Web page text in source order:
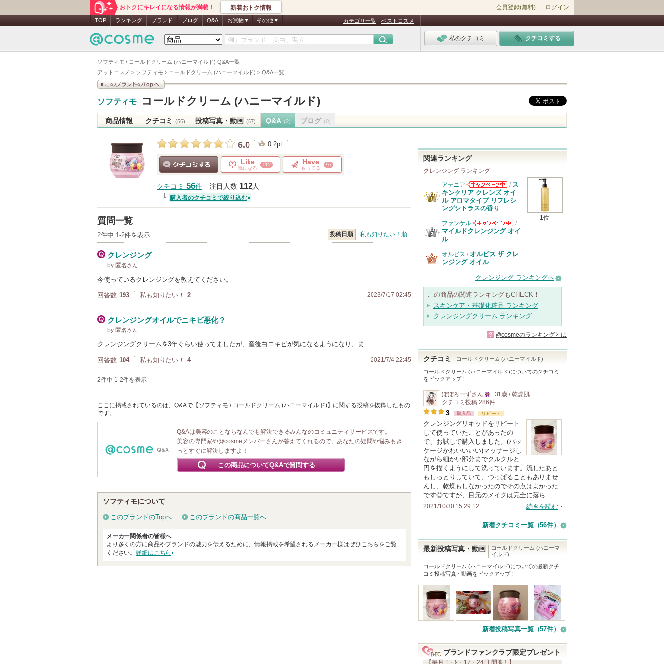
ソフティモ / コールドクリーム (ハニーマイルド) Q&A一覧
アットコスメ > ソフティモ > コールドクリーム (ハニーマイルド) > Q&A一覧
おトクにキレイになる情報が満載！ 新着おトク情報 会員登録(無料) ログイン
TOP ランキング ブランド ブログ Q&A お買物 その他 カテゴリ一覧 ベストコスメ
私のクチコミ クチコミする
ソフティモ コールドクリーム (ハニーマイルド)
商品情報 クチコミ (56) 投稿写真・動画 (57) Q&A (2) ブログ (0)
6.0 0.2pt
Like
気になる
112 Have
もってる
97
クチコミ 56件 注目人数 112人
購入者のクチコミで絞り込む
質問一覧
2件中 1-2件を表示 投稿日順 私も知りたい！順
クレンジング
by 匿名 さん
今使っているクレンジングを教えてください。
回答数 193 私も知りたい！ 2 2023/7/17 02:45
クレンジングオイルでニキビ悪化？
by 匿名 さん
クレンジングクリームを3年ぐらい使ってましたが、産後白ニキビが気になるようになり、ま…
回答数 104 私も知りたい！ 4 2021/7/4 22:45
2件中 1-2件を表示
ここに掲載されているのは、Q&Aで【ソフティモ / コールドクリーム (ハニーマイルド)】に関する投稿を抜粋したもの
です。
Q&Aは美容のことならなんでも解決できるみんなのコミュニティサービスです。
美容の専門家や@cosmeメンバーさんが答えてくれるので、あなたの疑問や悩みもき
っとすぐに解決しますよ！
この商品についてQ&Aで質問する
ソフティモについて
このブランドのTopへ このブランドの商品一覧へ
メーカー関係者の皆様へ
より多くの方に商品やブランドの魅力を伝えるために、情報掲載を希望されるメーカー様はぜひこちらをご覧
ください。 詳細はこちら
関連ランキング
クレンジング ランキング
1位
アテニア
アテニアからの
お知らせがあり
ます
/ ス
キンクリア クレンズ オイ
ル アロマタイプ リフレシ
ングシトラスの香り
ファンケル
ファンケルから
/
マイルドクレンジング オイ
ル
オルビス / オルビス ザ クレ
ンジング オイル
クレンジング ランキングへ
この商品の関連ランキングもCHECK！
スキンケア・基礎化粧品 ランキング
クレンジングクリーム ランキング
? @cosmeのランキングとは
クチコミ コールドクリーム (ハニーマイルド)
コールドクリーム (ハニーマイルド)についてのクチコミ
をピックアップ！
ぽぽろーずさん
25
人
以
上
の
メ
ン
バ
ー
お
に
入
り
録
さ
れ
て
ま
31歳 / 乾燥肌
クチコミ投稿 286件
3 購入品 リピート
クレンジングリキッドをリピート
して使っていたことがあったの
で、お試しで購入しました。(パッ
ケージかわいいいい)マッサージし
ながら細かい部分までクルクルと
円を描くようにして洗っています。流したあと
もしっとりしていて、つっぱることもありませ
んし、乾燥もしなかったのでその点はよかった
です◎ですが、目元のメイクは完全に落ち…
2021/10/30 15:29:12 続きを読む
新着クチコミ一覧 （56件）
最新投稿写真・動画
コールドクリーム (ハニーマ
イルド)
コールドクリーム (ハニーマイルド)についての最新クチ
コミ投稿写真・動画をピックアップ！
新着投稿写真一覧（57件）
ブランドファンクラブ限定プレゼント
【毎月 1・9・17・24日 開催！】